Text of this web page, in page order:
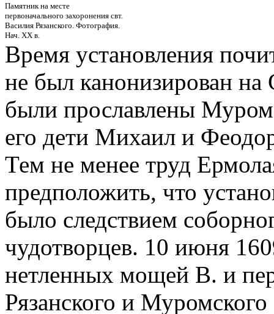
Памятник на месте
первоначального захоронения свт.
Василия Рязанского. Фотография.
Нач. ХХ в.
Время установления
не был канонизирован на
были прославлены
его дети Михаил и
Тем не менее труд
предположить, что
было следствием
чудотворцев. 10 июня
нетленных мощей В. и
Рязанского и